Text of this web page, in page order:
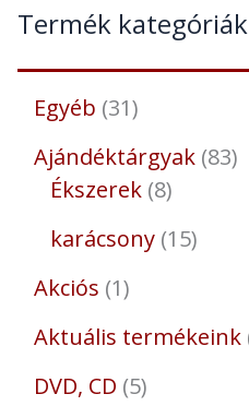
Termék kategóriák
Egyéb 31
Ajándéktárgyak 83
Ékszerek 8
karácsony 15
Akciós 1
Aktuális termékeink
DVD, CD 5